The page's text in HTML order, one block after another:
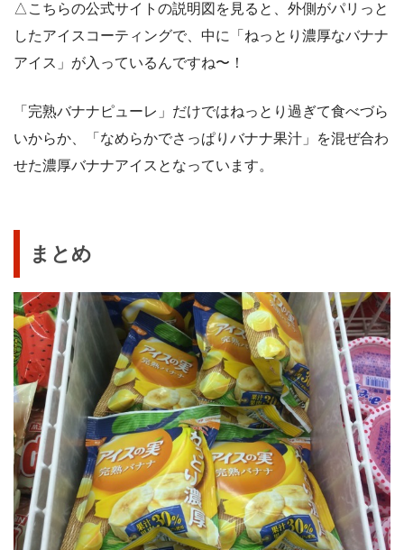
△こちらの公式サイトの説明図を見ると、外側がパリっと
したアイスコーティングで、中に「ねっとり濃厚なバナナ
アイス」が入っているんですね〜！
「完熟バナナピューレ」だけではねっとり過ぎて食べづら
いからか、「なめらかでさっぱりバナナ果汁」を混ぜ合わ
せた濃厚バナナアイスとなっています。
まとめ